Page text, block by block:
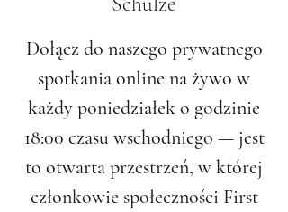
Dołącz do naszego prywatnego
spotkania online na żywo w
każdy poniedziałek o godzinie
18:00 czasu wschodniego — jest
to otwarta przestrzeń, w której
członkowie społeczności First